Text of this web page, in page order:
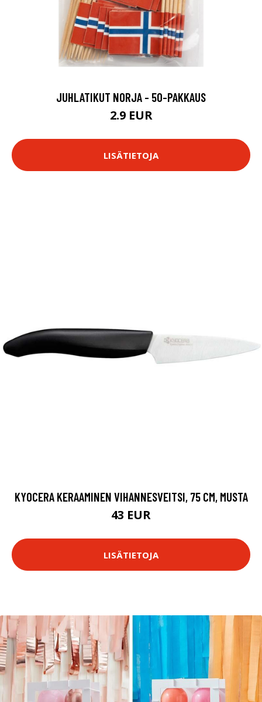
JUHLATIKUT NORJA - 50-PAKKAUS
2.9 EUR
LISÄTIETOJA
KYOCERA KERAAMINEN VIHANNESVEITSI, 75 CM, MUSTA
43 EUR
LISÄTIETOJA